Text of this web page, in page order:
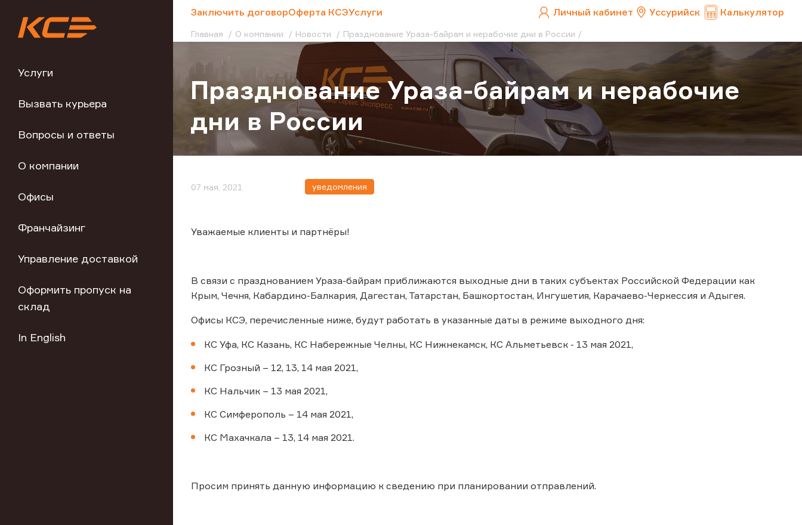
Услуги
Вызвать курьера
Вопросы и ответы
О компании
Офисы
Франчайзинг
Управление доставкой
Оформить пропуск на
склад
In English
Заключить договорОферта КСЭУслуги Личный кабинет Уссурийск Калькулятор
Главная О компании Новости Празднование Ураза-байрам и нерабочие дни в России
Празднование Ураза-байрам и нерабочие
дни в России
07 мая, 2021 уведомления
Уважаемые клиенты и партнёры!
В связи с празднованием Ураза-байрам приближаются выходные дни в таких субъектах Российской Федерации как
Крым, Чечня, Кабардино-Балкария, Дагестан, Татарстан, Башкортостан, Ингушетия, Карачаево-Черкессия и Адыгея.
Офисы КСЭ, перечисленные ниже, будут работать в указанные даты в режиме выходного дня:
КС Уфа, КС Казань, КС Набережные Челны, КС Нижнекамск, КС Альметьевск - 13 мая 2021,
КС Грозный – 12, 13, 14 мая 2021,
КС Нальчик – 13 мая 2021,
КС Симферополь – 14 мая 2021,
КС Махачкала – 13, 14 мая 2021.
Просим принять данную информацию к сведению при планировании отправлений.